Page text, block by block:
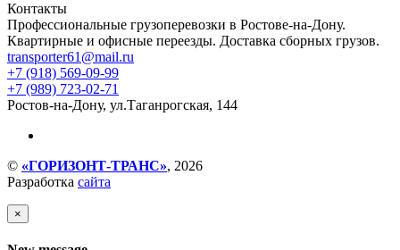
Контакты
Профессиональные грузоперевозки в Ростове-на-Дону.
Квартирные и офисные переезды. Доставка сборных грузов.
transporter61@mail.ru
+7 (918) 569-09-99
+7 (989) 723-02-71
Ростов-на-Дону, ул.Таганрогская, 144
© «ГОРИЗОНТ-ТРАНС», 2026
Разработка сайта
×